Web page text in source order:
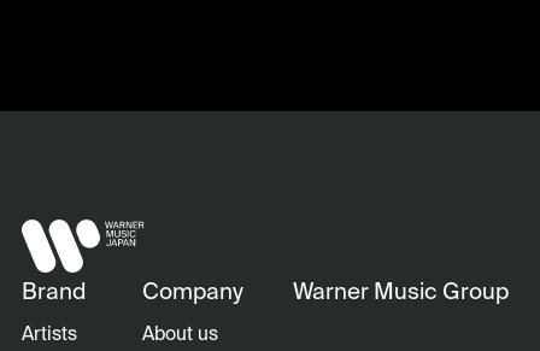
Brand
Artists
Company
About us
Warner Music Group